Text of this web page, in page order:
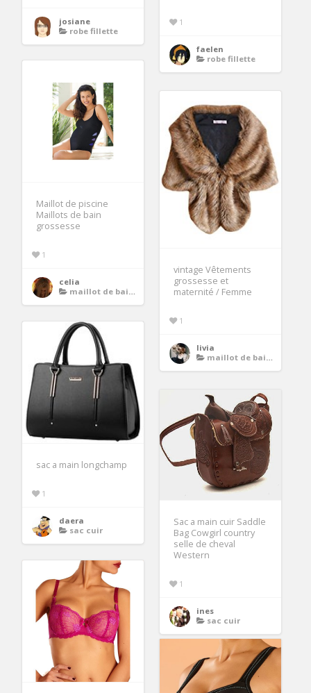
josiane
robe fillette
1
faelen
robe fillette
Maillot de piscine
Maillots de bain
grossesse
1
celia
maillot de bain grossesse
vintage Vêtements
grossesse et
maternité / Femme
1
livia
maillot de bain grossesse
sac a main longchamp
1
daera
sac cuir
Sac a main cuir Saddle
Bag Cowgirl country
selle de cheval
Western
1
ines
sac cuir